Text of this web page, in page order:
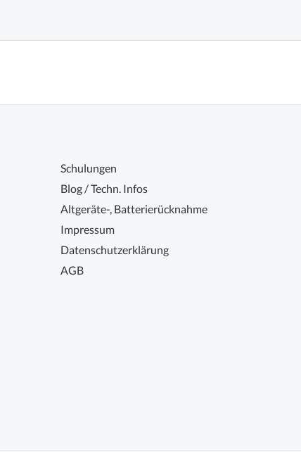
Schulungen
Blog / Techn. Infos
Altgeräte-, Batterierücknahme
Impressum
Datenschutzerklärung
AGB